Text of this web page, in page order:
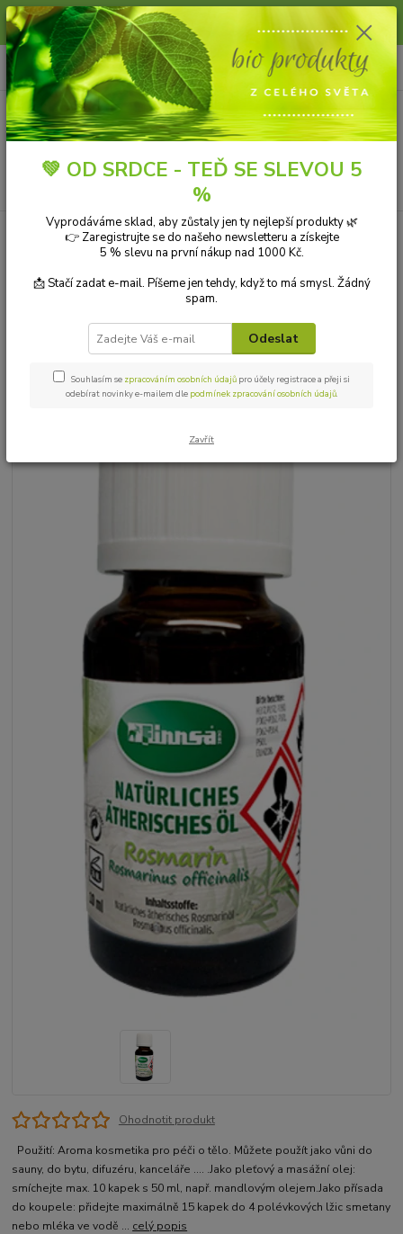
Slunce, koupání a horko dávají vlasům zabrat. Dopřejte jim šetrnou péči s
přírodní vlasovou kosmetikou.
Menu
CZK
+420 606 912 887
9-18:00 hod.
0 ks
za 0,00 Kč
EKOLOGICKÁ DOMÁCNOST Esenciální oleje
Finnsa esenciální
olej rozmarýn 10 ml
Finnsa esenciální olej rozmarýn
Ohodnotit produkt
Použití: Aroma kosmetika pro péči o tělo. Můžete použít jako vůni do
sauny, do bytu, difuzéru, kanceláře .... .Jako pleťový a masážní olej:
smíchejte max. 10 kapek s 50 ml, např. mandlovým olejem.Jako přísada
do koupele: přidejte maximálně 15 kapek do 4 polévkových lžic smetany
nebo mléka ve vodě ... celý popis
💚 OD SRDCE - TEĎ SE SLEVOU 5
%
Vyprodáváme sklad, aby zůstaly jen ty nejlepší produkty 🌿
👉 Zaregistrujte se do našeho newsletteru a získejte
5 % slevu na první nákup nad 1000 Kč.
📩 Stačí zadat e-mail. Píšeme jen tehdy, když to má smysl. Žádný
spam.
Odeslat
Souhlasím se zpracováním osobních údajů pro účely registrace a přeji si
odebírat novinky e-mailem dle podmínek zpracování osobních údajů.
Zavřít